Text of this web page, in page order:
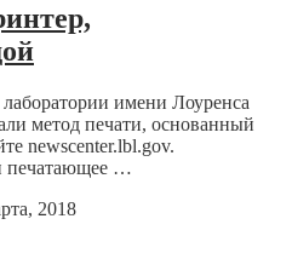
имени Лоуренса
метод печати, основанный
newscenter.lbl.gov.
печатающее …
2018